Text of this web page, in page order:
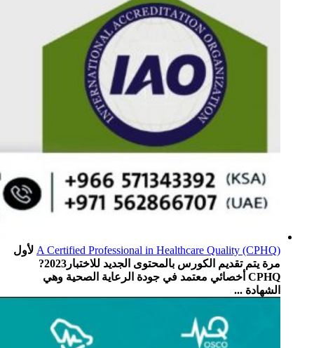
A Certified Professional in Healthcare Quality (CPHQ) لأول
مرة يتم تقديم الكورس بالمحتوى الجديد للاختبار2023?
CPHQ أخصائي معتمد في جودة الرعاية الصحية وهي
الشهادة ...